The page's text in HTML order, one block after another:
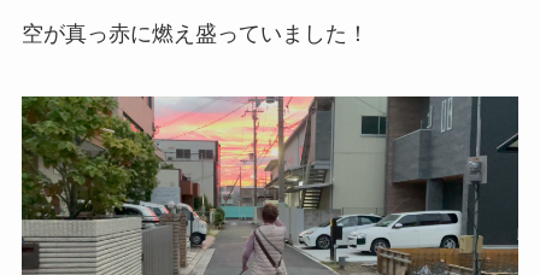
空が真っ赤に燃え盛っていました！